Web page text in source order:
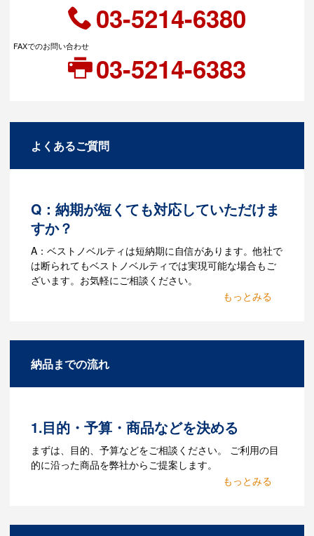
03-5214-6380
FAXでのお問い合わせ
03-5214-6383
よくあるご質問
Q：納期が短くても対応していただけま
すか？
A：ベストノベルティは短納期に自信があります。他社で
は断られてもベストノベルティでは実現可能な場合もご
ざいます。お気軽にご相談ください。
があります。Adobe illustratorのaiファイ
Q：ウェブサイトに掲載され
ていないオリジナルのノベル
納品までの流れ
1.目的・予算・商品などを決める
まずは、目的、予算などをご相談ください。 ご利用の目
的に沿った商品を弊社からご提案します。